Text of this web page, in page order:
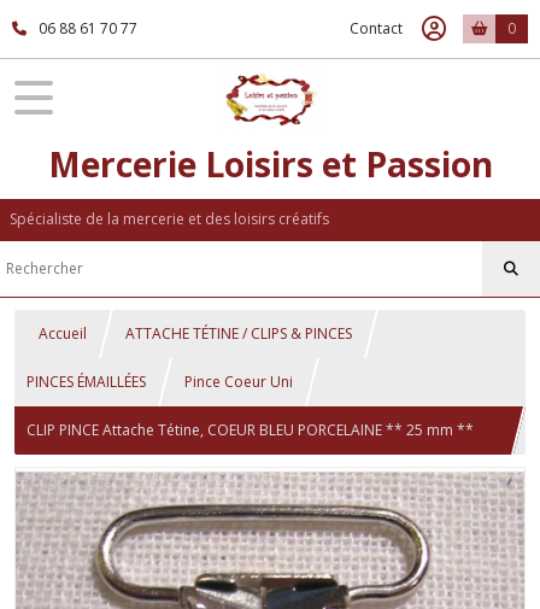
06 88 61 70 77 Contact 0
Mercerie Loisirs et Passion
Spécialiste de la mercerie et des loisirs créatifs
Accueil ATTACHE TÉTINE / CLIPS & PINCES
PINCES ÉMAILLÉES Pince Coeur Uni
CLIP PINCE Attache Tétine, COEUR BLEU PORCELAINE ** 25 mm **
Couleur uni émaillée, Doudou, Bretelle